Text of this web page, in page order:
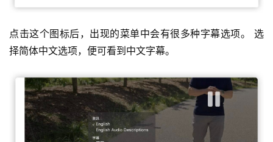
点击这个图标后，出现的菜单中会有很多种字幕选项。 选
择简体中文选项，便可看到中文字幕。